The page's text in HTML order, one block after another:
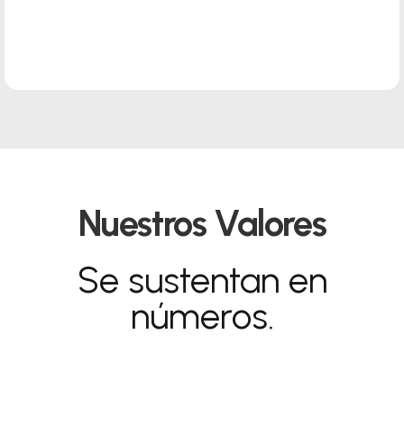
Nuestros Valores
Se sustentan en
números.